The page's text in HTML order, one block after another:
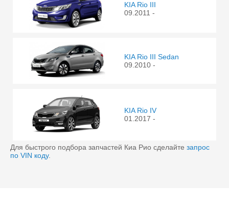
KIA Rio III
09.2011 -
KIA Rio III Sedan
09.2010 -
KIA Rio IV
01.2017 -
Для быстрого подбора запчастей Киа Рио сделайте запрос
по VIN коду.